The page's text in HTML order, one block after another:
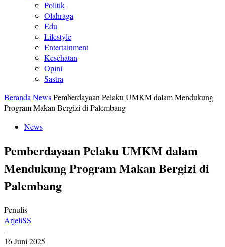
Politik
Olahraga
Edu
Lifestyle
Entertainment
Kesehatan
Opini
Sastra
Beranda NewsPemberdayaan Pelaku UMKM dalam Mendukung
Program Makan Bergizi di Palembang
News
Pemberdayaan Pelaku UMKM dalam
Mendukung Program Makan Bergizi di
Palembang
Penulis
ArjeliSS
-
16 Juni 2025